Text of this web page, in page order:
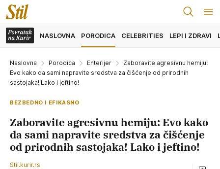
NASLOVNA PORODICA CELEBRITIES LEPI I ZDRAVI
Naslovna Porodica Enterijer
Zaboravite agresivnu hemiju:
Evo kako da sami napravite sredstva za čišćenje od prirodnih
sastojaka! Lako i jeftino!
BEZBEDNO I EFIKASNO
Zaboravite agresivnu hemiju: Evo kako
da sami napravite sredstva za čišćenje
od prirodnih sastojaka! Lako i jeftino!
Stil.kurir.rs